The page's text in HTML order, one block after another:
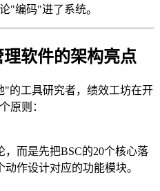
"编码"进了系统。
理软件的架构亮点
的工具研究者，绩效工坊在开
原则：
，而是先把BSC的20个核心落
作设计对应的功能模块。